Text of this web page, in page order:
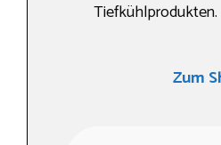
Tiefkühlprodukten.
Zum